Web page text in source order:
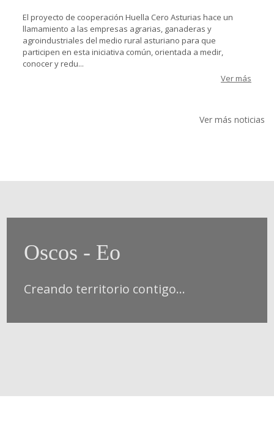
El proyecto de cooperación Huella Cero Asturias hace un
llamamiento a las empresas agrarias, ganaderas y
agroindustriales del medio rural asturiano para que
participen en esta iniciativa común, orientada a medir,
conocer y redu...
Ver más
Ver más noticias
Oscos - Eo
Creando territorio contigo...